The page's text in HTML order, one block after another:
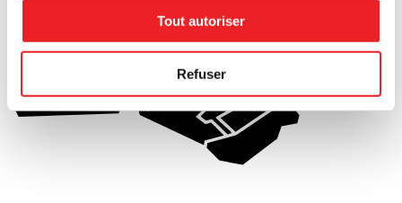
Tout autoriser
Refuser